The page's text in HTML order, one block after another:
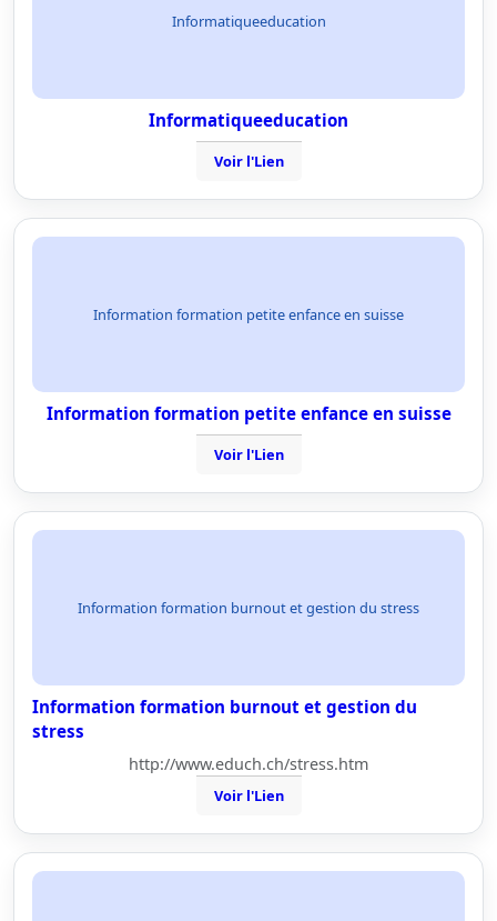
Informatiqueeducation
Informatiqueeducation
Voir l'Lien
Information formation petite enfance en suisse
Information formation petite enfance en suisse
Voir l'Lien
Information formation burnout et gestion du stress
Information formation burnout et gestion du
stress
http://www.educh.ch/stress.htm
Voir l'Lien